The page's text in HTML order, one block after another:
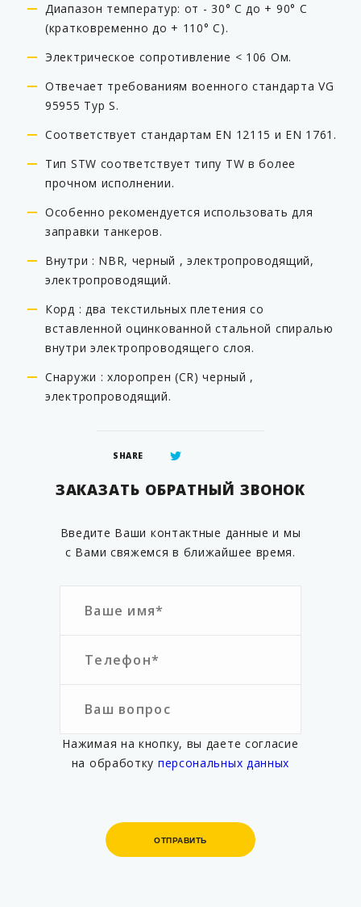
Диапазон температур: от - 30° C до + 90° C
(кратковременно до + 110° C).
Электрическое сопротивление < 106 Oм.
Отвечает требованиям военного стандарта VG
95955 Typ S.
Соответствует стандартам EN 12115 и EN 1761.
Тип STW соответствует типу TW в более
прочном исполнении.
Особенно рекомендуется использовать для
заправки танкеров.
Внутри : NBR, черный , электропроводящий,
электропроводящий.
Корд : два текстильных плетения со
вставленной оцинкованной стальной спиралью
внутри электропроводящего слоя.
Снаружи : хлоропрен (CR) черный ,
электропроводящий.
SHARE
ЗАКАЗАТЬ ОБРАТНЫЙ ЗВОНОК
Введите Ваши контактные данные и мы
с Вами свяжемся в ближайшее время.
Нажимая на кнопку, вы даете согласие
на обработку персональных данных
ОТПРАВИТЬ
ОТПРАВИТЬ